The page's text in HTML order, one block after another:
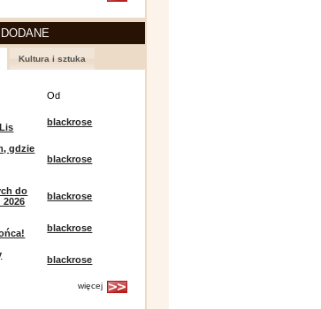
Kultura i sztuka
Od
blackrose
gdzie
blackrose
do
2026
blackrose
blackrose
blackrose
więcej